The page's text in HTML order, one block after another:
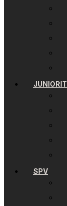
JUNIORIT
SPV